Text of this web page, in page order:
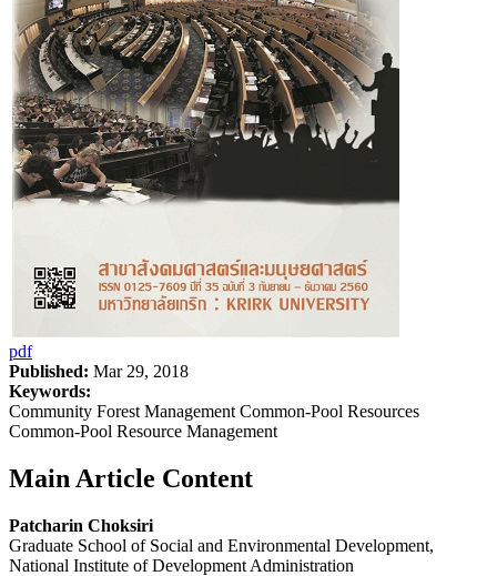
pdf
Published: Mar 29, 2018
Keywords:
Community Forest Management Common-Pool Resources
Common-Pool Resource Management
Main Article Content
Patcharin Choksiri
Graduate School of Social and Environmental Development,
National Institute of Development Administration